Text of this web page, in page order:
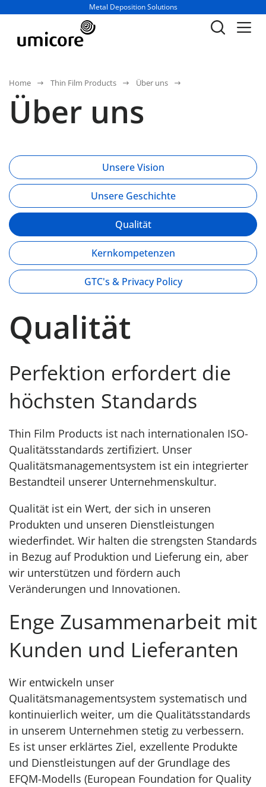
Geschäftsbereich / Abteilung:
Metal Deposition Solutions
Home Thin Film Products Über uns
Über uns
Unsere Vision
Unsere Geschichte
Qualität
Kernkompetenzen
GTC's & Privacy Policy
Qualität
Perfektion erfordert die
höchsten Standards
Thin Film Products ist nach internationalen ISO-
Qualitätsstandards zertifiziert. Unser
Qualitätsmanagementsystem ist ein integrierter
Bestandteil unserer Unternehmenskultur.
Qualität ist ein Wert, der sich in unseren
Produkten und unseren Dienstleistungen
wiederfindet. Wir halten die strengsten Standards
in Bezug auf Produktion und Lieferung ein, aber
wir unterstützen und fördern auch
Veränderungen und Innovationen.
Enge Zusammenarbeit mit
Kunden und Lieferanten
Wir entwickeln unser
Qualitätsmanagementsystem systematisch und
kontinuierlich weiter, um die Qualitätsstandards
in unserem Unternehmen stetig zu verbessern.
Es ist unser erklärtes Ziel, exzellente Produkte
und Dienstleistungen auf der Grundlage des
EFQM-Modells (European Foundation for Quality